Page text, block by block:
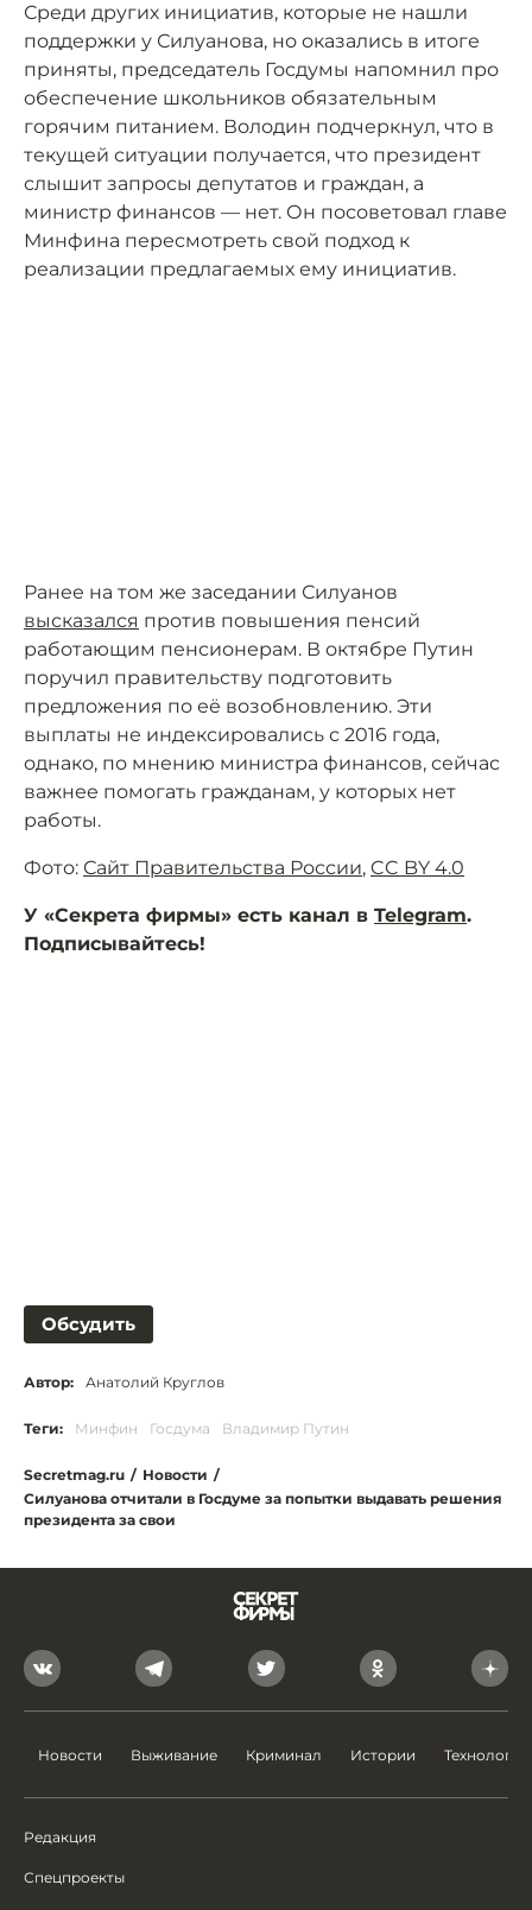
Среди других инициатив, которые не нашли
поддержки у Силуанова, но оказались в итоге
приняты, председатель Госдумы напомнил про
обеспечение школьников обязательным
горячим питанием. Володин подчеркнул, что в
текущей ситуации получается, что президент
слышит запросы депутатов и граждан, а
министр финансов — нет. Он посоветовал главе
Минфина пересмотреть свой подход к
реализации предлагаемых ему инициатив.
Ранее на том же заседании Силуанов
высказался против повышения пенсий
работающим пенсионерам. В октябре Путин
поручил правительству подготовить
предложения по её возобновлению. Эти
выплаты не индексировались с 2016 года,
однако, по мнению министра финансов, сейчас
важнее помогать гражданам, у которых нет
работы.
Фото: Сайт Правительства России, CC BY 4.0
У «Секрета фирмы» есть канал в Telegram.
Подписывайтесь!
Обсудить
Автор: Анатолий Круглов
Теги: Минфин Госдума Владимир Путин
Secretmag.ru / Новости /
Силуанова отчитали в Госдуме за попытки выдавать решения
президента за свои
Новости Выживание Криминал Истории Технологии
Редакция
Спецпроекты